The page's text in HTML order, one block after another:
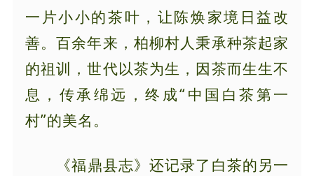
一片小小的茶叶，让陈焕家境日益改
善。百余年来，柏柳村人秉承种茶起家
的祖训，世代以茶为生，因茶而生生不
息，传承绵远，终成“中国白茶第一
村”的美名。
《福鼎县志》还记录了白茶的另一